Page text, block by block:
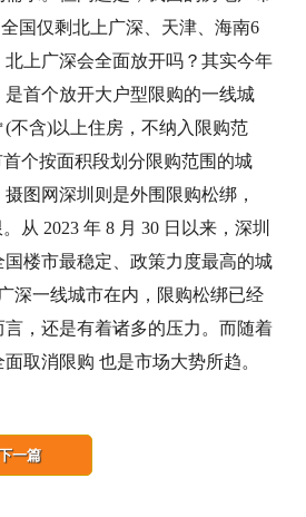
国仅剩北上广深、天津、海南6
上广深会全面放开吗？其实今年
首个放开大户型限购的一线城
不含)以上住房，不纳入限购范
个按面积段划分限购范围的城
图网深圳则是外围限购松绑，
从 2023 年 8 月 30 日以来，深圳
楼市最稳定、政策力度最高的城
深一线城市在内，限购松绑已经
，还是有着诸多的压力。而随着
取消限购 也是市场大势所趋。
一篇